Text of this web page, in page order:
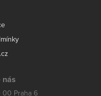
nás
00 Praha 6